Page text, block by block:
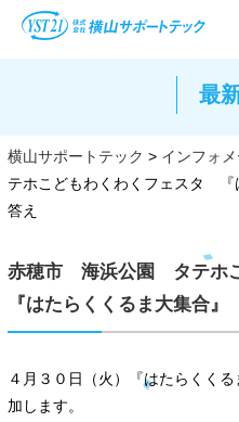
最
横山サポートテック > インフォ
テホこどもわくわくフェスタ
答え
赤穂市 海浜公園 タテホ
『はたらくくるま大集合
４月３０日（火）『はたらくく
加します。